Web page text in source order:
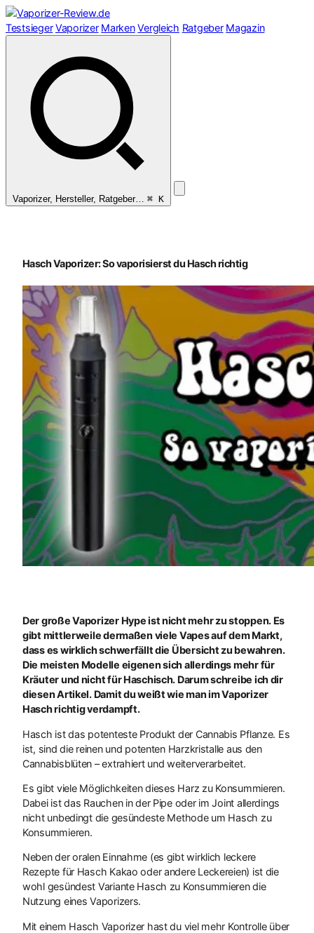
Zum
Inhalt
Testsieger Vaporizer Marken Vergleich Ratgeber Magazin
Vaporizer, Hersteller, Ratgeber… ⌘ K
Hasch Vaporizer: So vaporisierst du Hasch richtig
Der große Vaporizer Hype ist nicht mehr zu stoppen. Es
gibt mittlerweile dermaßen viele Vapes auf dem Markt,
dass es wirklich schwerfällt die Übersicht zu bewahren.
Die meisten Modelle eigenen sich allerdings mehr für
Kräuter und nicht für Haschisch. Darum schreibe ich dir
diesen Artikel. Damit du weißt wie man im Vaporizer
Hasch richtig verdampft.
Hasch ist das potenteste Produkt der Cannabis Pflanze. Es
ist, sind die reinen und potenten Harzkristalle aus den
Cannabisblüten – extrahiert und weiterverarbeitet.
Es gibt viele Möglichkeiten dieses Harz zu Konsummieren.
Dabei ist das Rauchen in der Pipe oder im Joint allerdings
nicht unbedingt die gesündeste Methode um Hasch zu
Konsummieren.
Neben der oralen Einnahme (es gibt wirklich leckere
Rezepte für Hasch Kakao oder andere Leckereien) ist die
wohl gesündest Variante Hasch zu Konsummieren die
Nutzung eines Vaporizers.
Mit einem Hasch Vaporizer hast du viel mehr Kontrolle über